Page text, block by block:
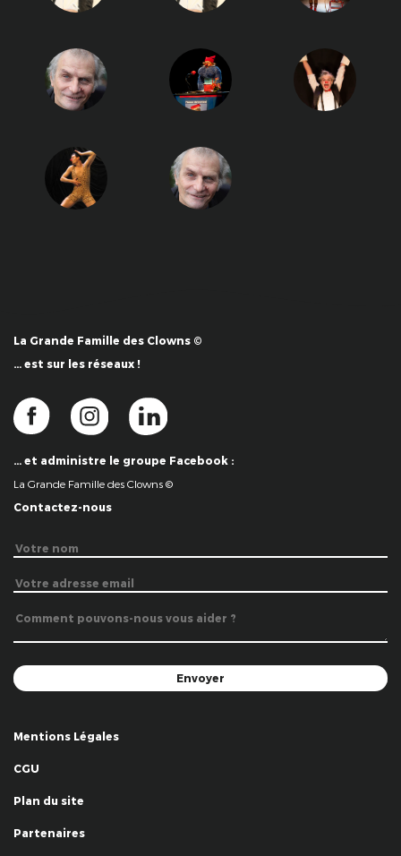
La Grande Famille des Clowns ©
… est sur les réseaux !
… et administre le groupe Facebook :
La Grande Famille des Clowns ©
Contactez-nous
Mentions Légales
CGU
Plan du site
Partenaires